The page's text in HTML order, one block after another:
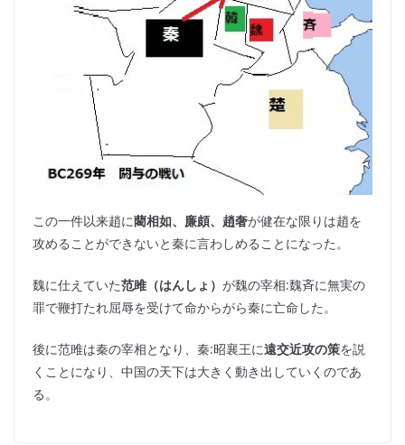
この一件以来趙に藺相如、廉頗、趙奢が健在な限りは趙を
攻めることができないと秦に言わしめることになった。
魏に仕えていた范雎（はんしょ） が魏の宰相:魏斉に無実の
罪で鞭打たれ屈辱を受けて命からがら秦に亡命した。
後に范雎は秦の宰相となり、秦:昭襄王に遠交近攻の策を説
くことになり、中国の天下は大きく動き出していくのであ
る。